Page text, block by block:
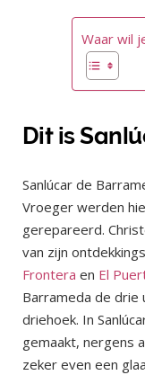
Waar wil
Dit is
Sanlúcar de
Vroeger werden
gerepareerd.
van zijn
Frontera en El
Barrameda de
driehoek. In
gemaakt, nergens
zeker even een